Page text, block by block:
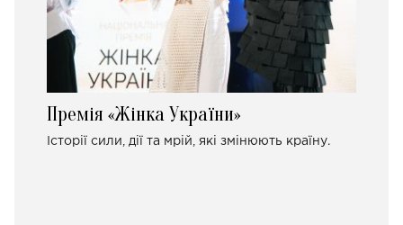
Премія «Жінка України»
Історії сили, дії та мрій, які змінюють країну.